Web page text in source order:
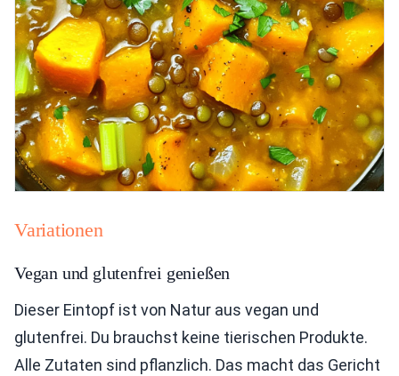
Variationen
Vegan und glutenfrei genießen
Dieser Eintopf ist von Natur aus vegan und
glutenfrei. Du brauchst keine tierischen Produkte.
Alle Zutaten sind pflanzlich. Das macht das Gericht